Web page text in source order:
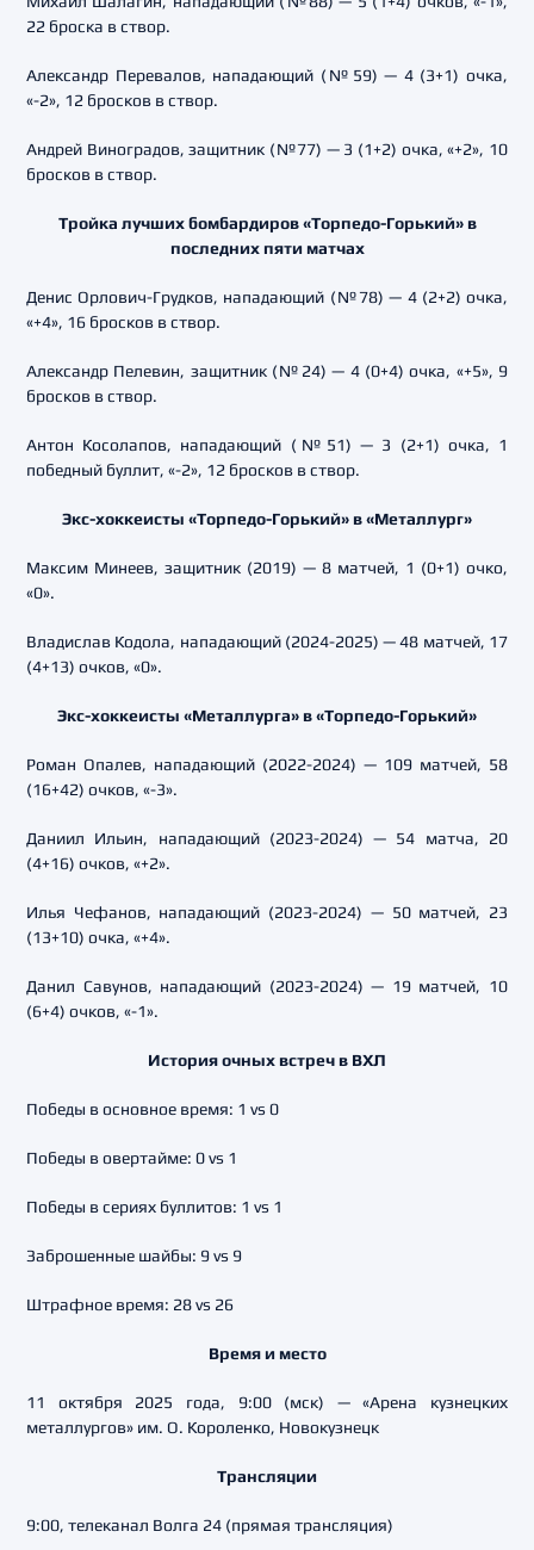
22 броска в створ.
Александр Перевалов, нападающий (№59) — 4 (3+1) очка,
«-2», 12 бросков в створ.
Андрей Виноградов, защитник (№77) — 3 (1+2) очка, «+2», 10
бросков в створ.
Тройка лучших бомбардиров «Торпедо-Горький» в
последних пяти матчах
Денис Орлович-Грудков, нападающий (№78) — 4 (2+2) очка,
«+4», 16 бросков в створ.
Александр Пелевин, защитник (№24) — 4 (0+4) очка, «+5», 9
бросков в створ.
Антон Косолапов, нападающий (№51) — 3 (2+1) очка, 1
победный буллит, «-2», 12 бросков в створ.
Экс-хоккеисты «Торпедо-Горький» в «Металлург»
Максим Минеев, защитник (2019) — 8 матчей, 1 (0+1) очко,
«0».
Владислав Кодола, нападающий (2024-2025) — 48 матчей, 17
(4+13) очков, «0».
Экс-хоккеисты «Металлурга» в «Торпедо-Горький»
Роман Опалев, нападающий (2022-2024) — 109 матчей, 58
(16+42) очков, «-3».
Даниил Ильин, нападающий (2023-2024) — 54 матча, 20
(4+16) очков, «+2».
Илья Чефанов, нападающий (2023-2024) — 50 матчей, 23
(13+10) очка, «+4».
Данил Савунов, нападающий (2023-2024) — 19 матчей, 10
(6+4) очков, «-1».
История очных встреч в ВХЛ
Победы в основное время: 1 vs 0
Победы в овертайме: 0 vs 1
Победы в сериях буллитов: 1 vs 1
Заброшенные шайбы: 9 vs 9
Штрафное время: 28 vs 26
Время и место
11 октября 2025 года, 9:00 (мск) — «Арена кузнецких
металлургов» им. О. Короленко, Новокузнецк
Трансляции
9:00, телеканал Волга 24 (прямая трансляция)